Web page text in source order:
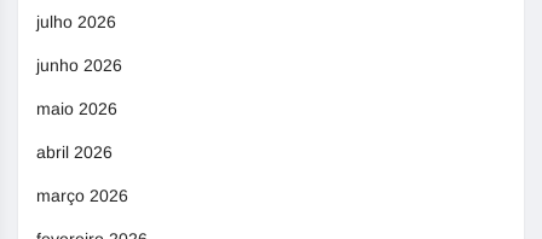
julho 2026
junho 2026
maio 2026
abril 2026
março 2026